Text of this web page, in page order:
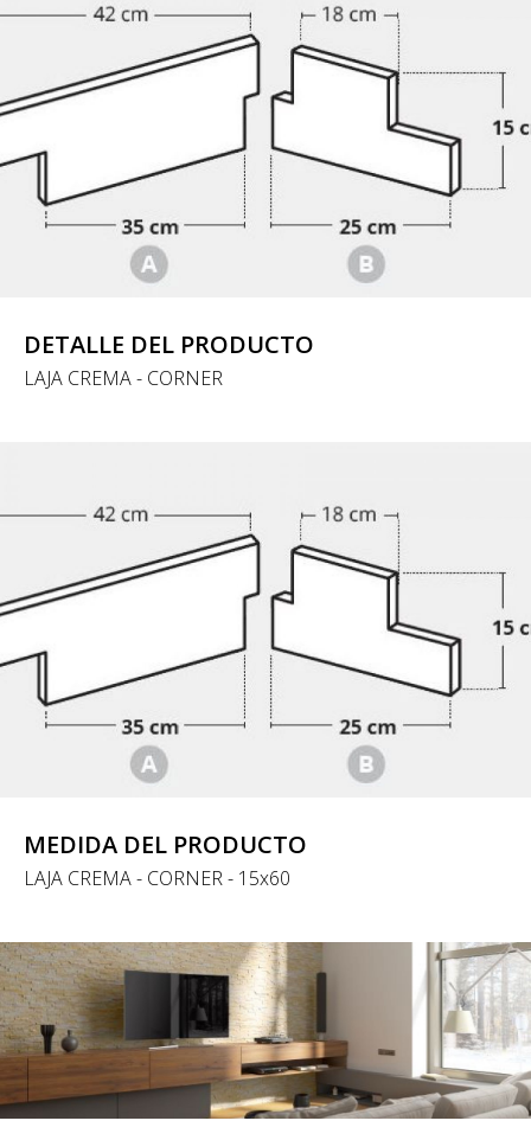
DETALLE DEL PRODUCTO
LAJA CREMA - CORNER
MEDIDA DEL PRODUCTO
LAJA CREMA - CORNER - 15x60